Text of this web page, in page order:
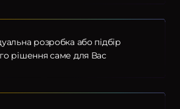
розробка або підбір
рішення саме для Вас